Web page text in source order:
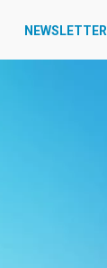
NEWSLETTER